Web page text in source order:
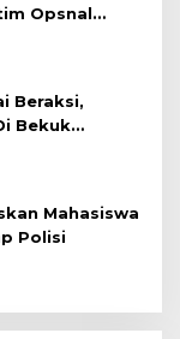
Opsnal
Polda Riau
Beraksi,
Bekuk
Mahasiswa
Polisi